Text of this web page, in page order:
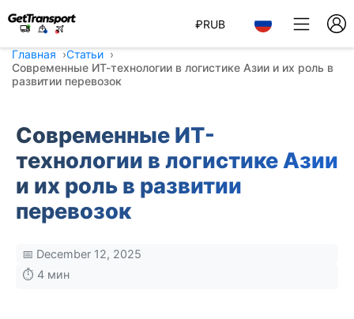
₽RUB
Главная
Статьи
Современные ИТ-технологии в логистике Азии и их роль в
развитии перевозок
Современные ИТ-
технологии в логистике Азии
и их роль в развитии
перевозок
📅 December 12, 2025
⏱️ 4 мин